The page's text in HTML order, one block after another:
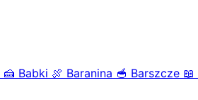
🍰 Babki 🍖 Baranina 🥣 Barszcze 📖